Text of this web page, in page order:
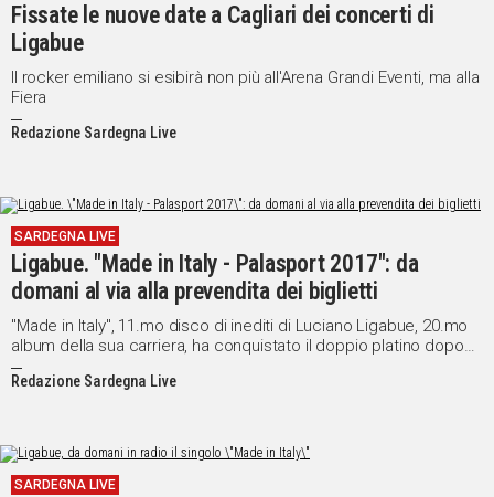
Fissate le nuove date a Cagliari dei concerti di
Ligabue
Il rocker emiliano si esibirà non più all'Arena Grandi Eventi, ma alla
Fiera
Redazione Sardegna Live
SARDEGNA LIVE
Ligabue. "Made in Italy - Palasport 2017": da
domani al via alla prevendita dei biglietti
"Made in Italy", 11.mo disco di inediti di Luciano Ligabue, 20.mo
album della sua carriera, ha conquistato il doppio platino dopo
essere stato certificato platino a pochi giorni dall'uscita (record
dell'anno di vendita per un album nella prima settimana).
Redazione Sardegna Live
SARDEGNA LIVE